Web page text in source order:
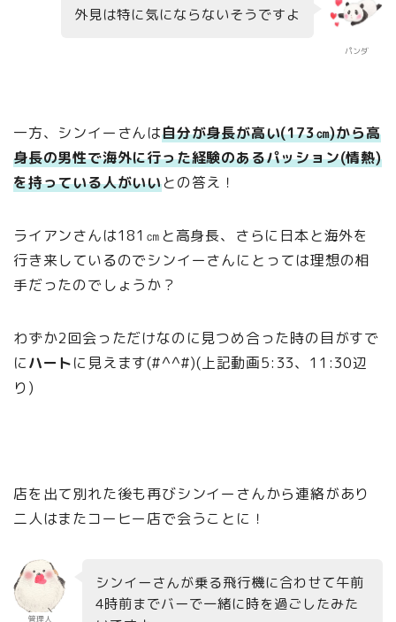
パンダ
外見は特に気にならないそうですよ
一方、シンイーさんは自分が身長が高い(173㎝)から高
身長の男性で海外に行った経験のあるパッション(情熱)
を持っている人がいいとの答え！
ライアンさんは181㎝と高身長、さらに日本と海外を
行き来しているのでシンイーさんにとっては理想の相
手だったのでしょうか？
わずか2回会っただけなのに見つめ合った時の目がすで
にハートに見えます(#^^#)(上記動画5:33、11:30辺
り)
店を出て別れた後も再びシンイーさんから連絡があり
二人はまたコーヒー店で会うことに！
管理人
シンイーさんが乗る飛行機に合わせて午前
4時前までバーで一緒に時を過ごしたみた